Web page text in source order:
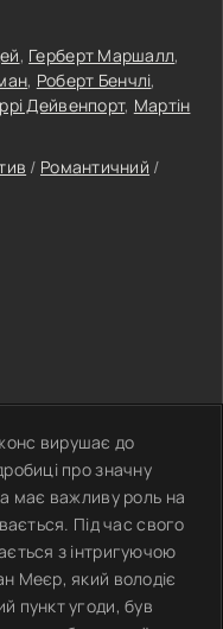
, Герберт Маршалл,
, Роберт Бенчлі,
Дейвенпорт, Мартін
/ Романтичний /
вирушає до
про значну
має важливу роль на
Під час свого
з інтригуючою
Меєр, який володіє
пункт угоди, був